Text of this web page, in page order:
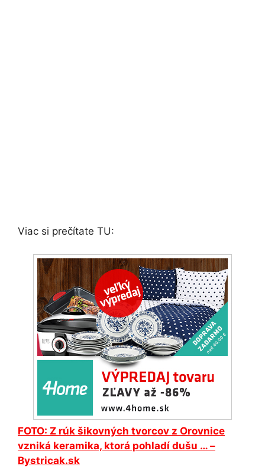
Viac si prečítate TU:
FOTO: Z rúk šikovných tvorcov z Orovnice
vzniká keramika, ktorá pohladí dušu … –
Bystricak.sk